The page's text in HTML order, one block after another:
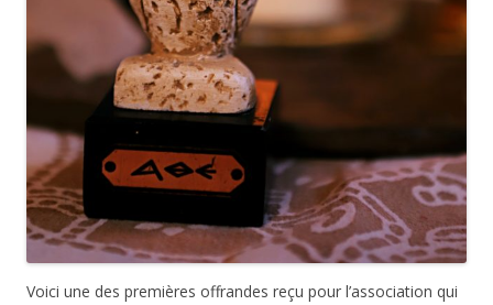
Voici une des premières offrandes reçu pour l’association qui